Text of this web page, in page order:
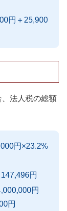
円＋25,900
法人税の総額
円×23.2%
円
円
円